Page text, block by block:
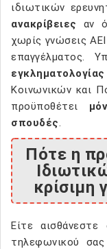
ιδιωτικών
ανακρίβειες αν
χωρίς γνώσεις
επαγγέλματος.
Κοινωνικών και
προϋποθέτει
σπουδές.
Πότε η
κρίσιμη
Είτε
τηλεφωνικού